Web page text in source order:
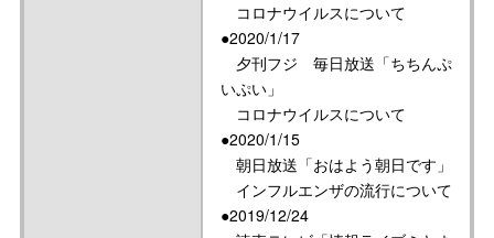
コロナウイルスについて
●2020/1/17
夕刊フジ 毎日放送「ちちんぷ
いぷい」
コロナウイルスについて
●2020/1/15
朝日放送「おはよう朝日です」
インフルエンザの流行について
●2019/12/24